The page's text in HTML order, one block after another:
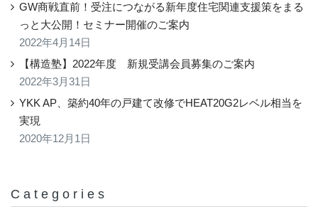
GW商戦直前！受注につながる新年度住宅関連支援策をまる
っと大公開！セミナー開催のご案内
2022年4月14日
【構造塾】2022年度 新規受講会員募集のご案内
2022年3月31日
YKK AP、築約40年の戸建て改修でHEAT20G2レベル相当を
実現
2020年12月1日
Categories